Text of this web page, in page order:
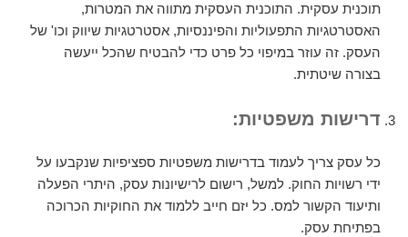
תוכנית עסקית. התוכנית העסקית מתווה את המטרות,
האסטרטגיות התפעוליות והפיננסיות, אסטרטגיות שיווק וכו' של
העסק. זה עוזר במיפוי כל פרט כדי להבטיח שהכל ייעשה
בצורה שיטתית.
דרישות משפטיות:
כל עסק צריך לעמוד בדרישות משפטיות ספציפיות שנקבעו על
ידי רשויות החוק. למשל, רישום לרישיונות עסק, היתרי הפעלה
ותיעוד הקשור למס. כל יזם חייב ללמוד את החוקיות הכרוכה
בפתיחת עסק.